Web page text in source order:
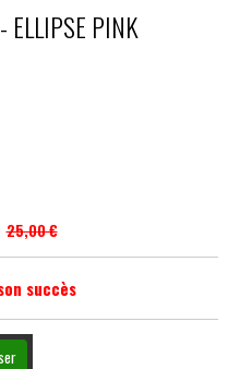
ELLIPSE PINK
25,00 €
succès